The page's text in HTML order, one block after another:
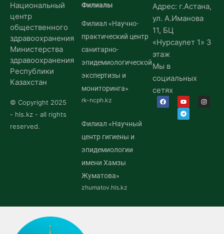
Национальный
центр
общественного
здравоохранения
Министерства
здравоохранения
Республики
Казахстан
© Copyright 2025
- hls.kz - all rights
reserved.
Филиалы
Филиал «Научно-
практический центр
санитарно-
эпидемиологической
экспертизы и
мониторинга»
rk-ncph.kz
Филиал «Научный
центр гигиены и
эпидемиологии
имени Хамзы
Жуматова»
zhumatov.hls.kz
Адрес: г.Астана,
ул. А.Иманова
11, БЦ
«Нурсаулет 1» 3
этаж
Мы в
социальных
сетях